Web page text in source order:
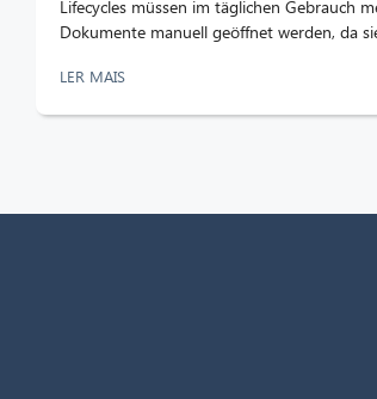
Lifecycles müssen im täglichen Gebrauch
Dokumente manuell geöffnet werden, da
LER MAIS